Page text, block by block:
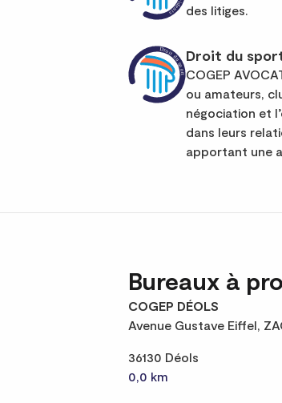
des litiges.
Droit du
COGEP
ou amateurs,
négociation et
dans leurs
apportant une
Bureaux à
COGEP DÉOLS
Avenue Gustave Eiffel,
36130 Déols
0,0 km